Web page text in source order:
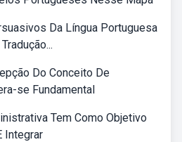
Da Língua Portuguesa
Do Conceito De
se Fundamental
Tem Como Objetivo
Integrar